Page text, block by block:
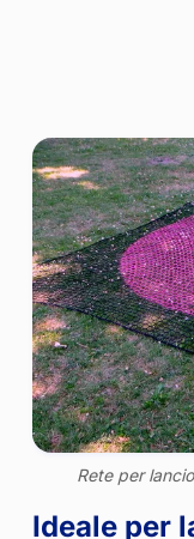
Rete per
Ideale per